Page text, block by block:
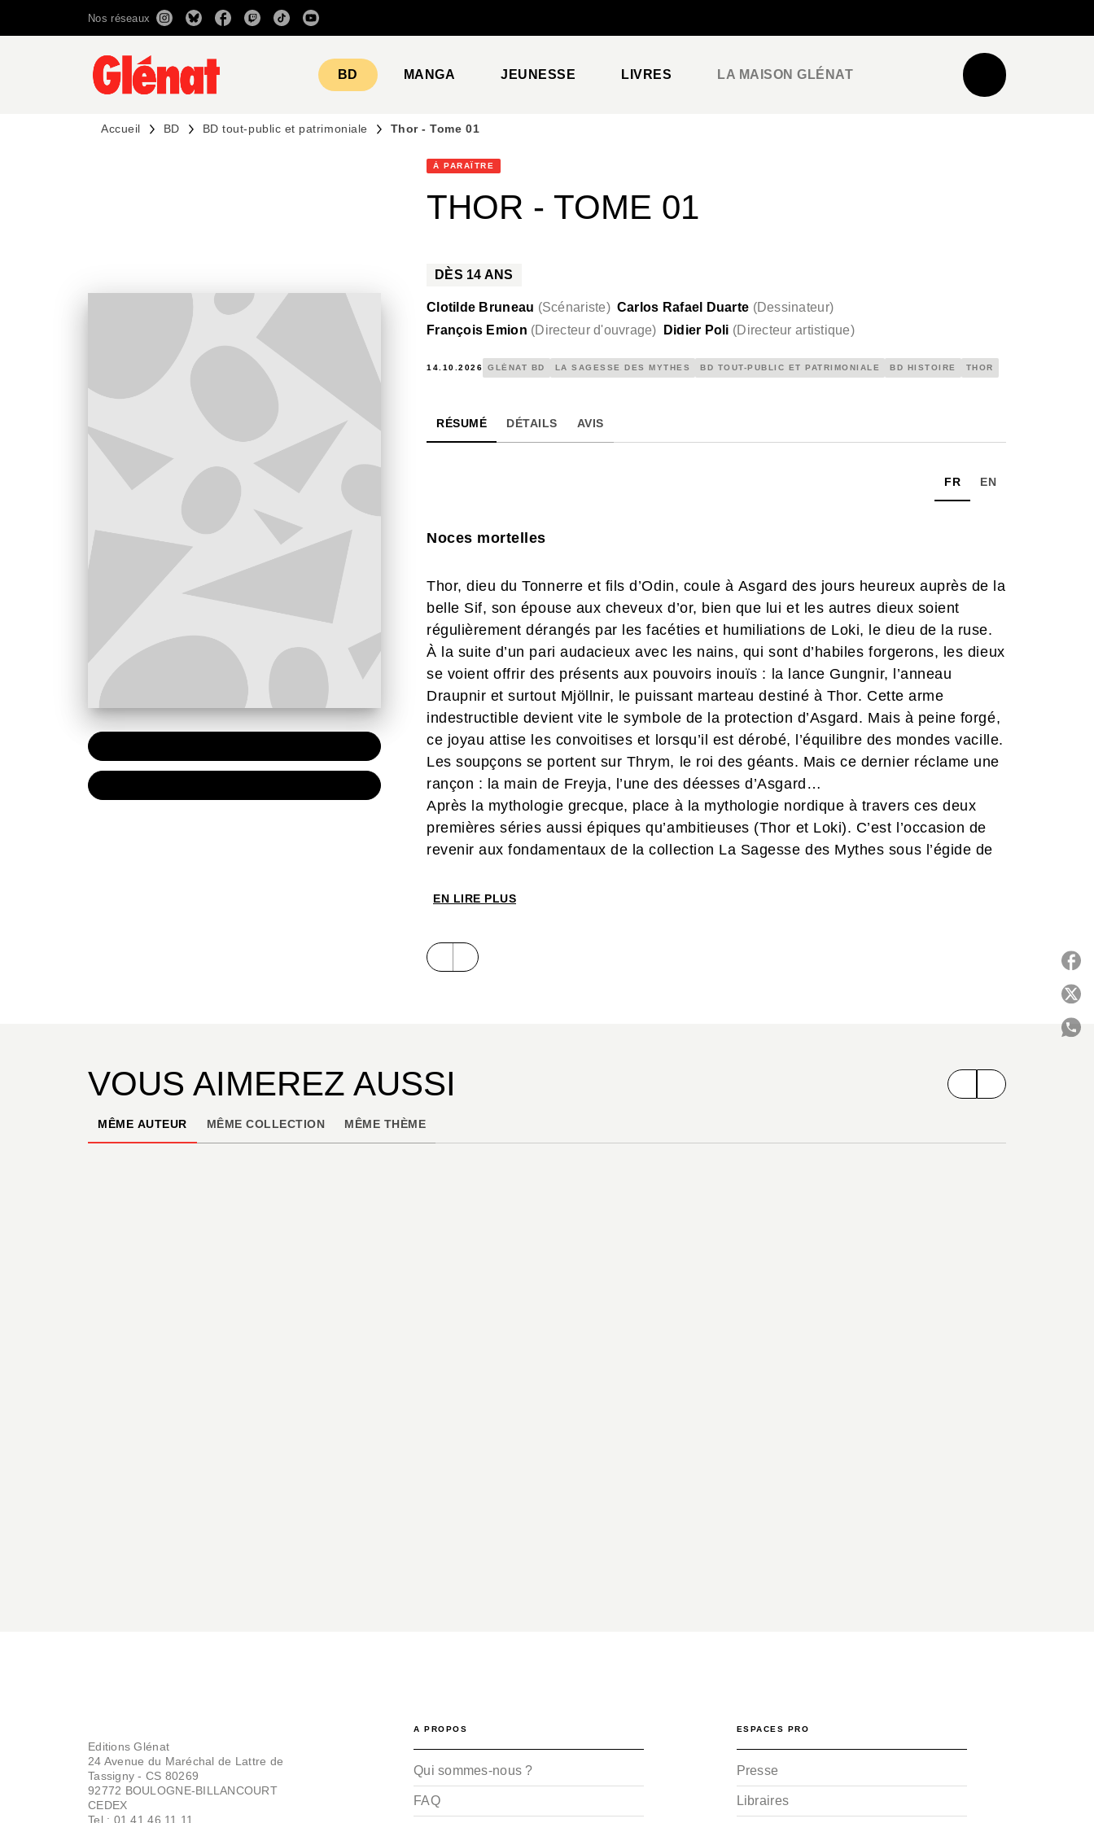
RECHERCHE CONTENU
Nos réseaux
BD MANGA JEUNESSE LIVRES LA MAISON GLÉNAT
Accueil BD BD tout-public et patrimoniale Thor - Tome 01
À PARAÎTRE
THOR - TOME 01
DÈS 14 ANS
Clotilde Bruneau (Scénariste) Carlos Rafael Duarte (Dessinateur)
François Emion (Directeur d'ouvrage) Didier Poli (Directeur artistique)
14.10.2026 GLÉNAT BD LA SAGESSE DES MYTHES BD TOUT-PUBLIC ET PATRIMONIALE BD HISTOIRE THOR
RÉSUMÉ DÉTAILS AVIS
FR EN
Noces mortelles
Thor, dieu du Tonnerre et fils d’Odin, coule à Asgard des jours heureux auprès de la
belle Sif, son épouse aux cheveux d’or, bien que lui et les autres dieux soient
régulièrement dérangés par les facéties et humiliations de Loki, le dieu de la ruse.
À la suite d’un pari audacieux avec les nains, qui sont d’habiles forgerons, les dieux
se voient offrir des présents aux pouvoirs inouïs : la lance Gungnir, l’anneau
Draupnir et surtout Mjöllnir, le puissant marteau destiné à Thor. Cette arme
indestructible devient vite le symbole de la protection d’Asgard. Mais à peine forgé,
ce joyau attise les convoitises et lorsqu’il est dérobé, l’équilibre des mondes vacille.
Les soupçons se portent sur Thrym, le roi des géants. Mais ce dernier réclame une
rançon : la main de Freyja, l’une des déesses d’Asgard…
Après la mythologie grecque, place à la mythologie nordique à travers ces deux
premières séries aussi épiques qu’ambitieuses (Thor et Loki). C’est l’occasion de
revenir aux fondamentaux de la collection La Sagesse des Mythes sous l’égide de
Sorbonne, qui apporte son expertise et garantit la rigueur scientifique et le respect
le raconter en bande dessinée en se référant strictement aux sources originelles.
EN LIRE PLUS
VOUS AIMEREZ AUSSI
MÊME AUTEUR MÊME COLLECTION MÊME THÈME
Editions Glénat
24 Avenue du Maréchal de Lattre de
Tassigny - CS 80269
92772 BOULOGNE-BILLANCOURT
CEDEX
Tel : 01.41.46.11.11
A PROPOS
Qui sommes-nous ?
FAQ
ESPACES PRO
Presse
Libraires